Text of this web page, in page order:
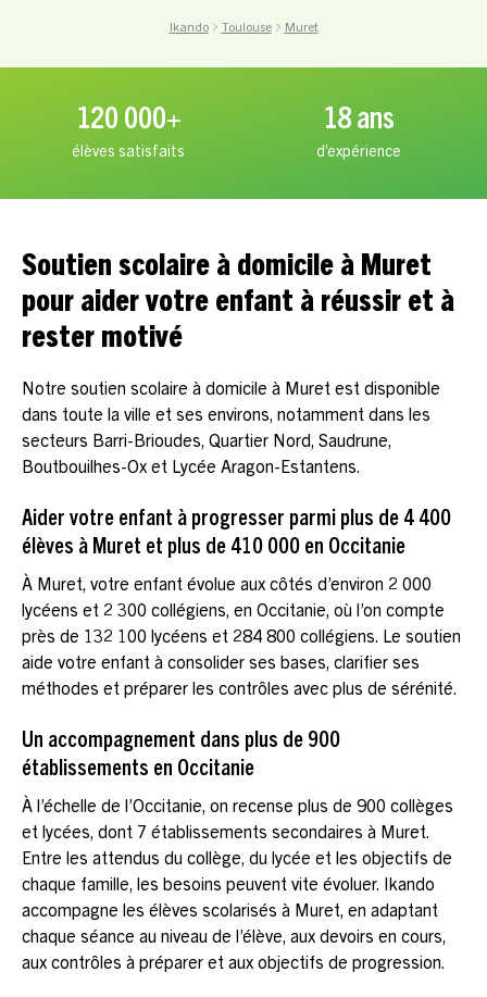
Ikando Toulouse Muret
120 000+
élèves satisfaits
18 ans
d’expérience
Soutien scolaire à domicile à Muret
pour aider votre enfant à réussir et à
rester motivé
Notre soutien scolaire à domicile à Muret est disponible
dans toute la ville et ses environs, notamment dans les
secteurs Barri-Brioudes, Quartier Nord, Saudrune,
Boutbouilhes-Ox et Lycée Aragon-Estantens.
Aider votre enfant à progresser parmi plus de 4 400
élèves à Muret et plus de 410 000 en Occitanie
À Muret, votre enfant évolue aux côtés d’environ 2 000
lycéens et 2 300 collégiens, en Occitanie, où l’on compte
près de 132 100 lycéens et 284 800 collégiens. Le soutien
aide votre enfant à consolider ses bases, clarifier ses
méthodes et préparer les contrôles avec plus de sérénité.
Un accompagnement dans plus de 900
établissements en Occitanie
À l’échelle de l’Occitanie, on recense plus de 900 collèges
et lycées, dont 7 établissements secondaires à Muret.
Entre les attendus du collège, du lycée et les objectifs de
chaque famille, les besoins peuvent vite évoluer. Ikando
accompagne les élèves scolarisés à Muret, en adaptant
chaque séance au niveau de l’élève, aux devoirs en cours,
aux contrôles à préparer et aux objectifs de progression.